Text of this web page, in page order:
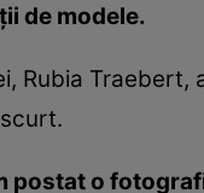
de modele.
Rubia
postat o